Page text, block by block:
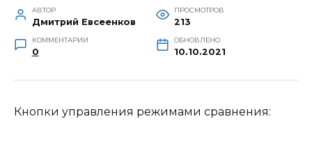
АВТОР
Дмитрий Евсеенков
ПРОСМОТРОВ
213
КОММЕНТАРИИ
0
ОБНОВЛЕНО
10.10.2021
Кнопки управления режимами сравнения: